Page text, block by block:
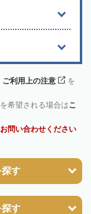
ご利用上の注意
を
希望される場合はこ
問い合わせください
す
す